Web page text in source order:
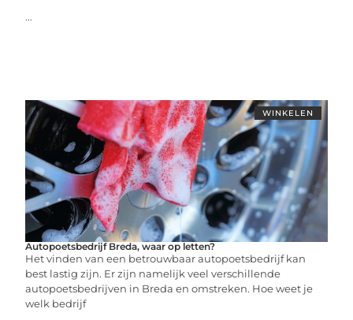
...
WINKELEN
Autopoetsbedrijf Breda, waar op letten?
Het vinden van een betrouwbaar autopoetsbedrijf kan
best lastig zijn. Er zijn namelijk veel verschillende
autopoetsbedrijven in Breda en omstreken. Hoe weet je
welk bedrijf